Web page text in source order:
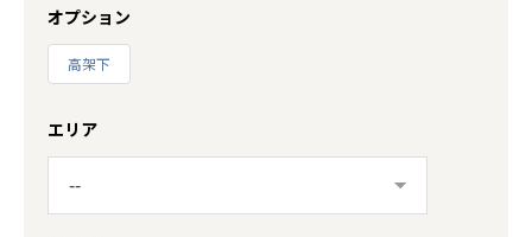
オプション
高架下
エリア